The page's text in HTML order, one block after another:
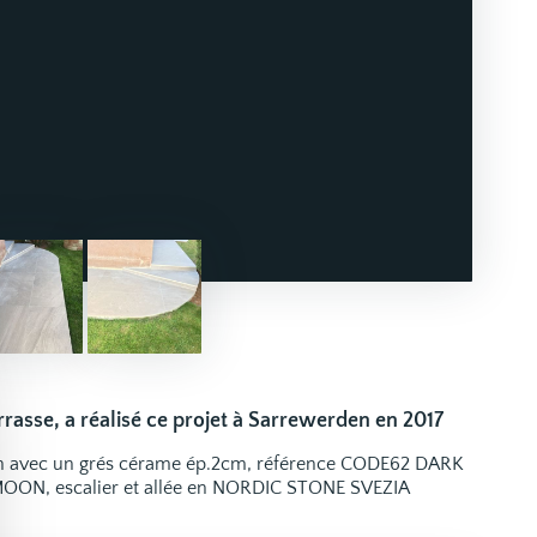
a réalisé ce projet à Sarrewerden en 2017
un grés cérame ép.2cm, référence CODE62 DARK
escalier et allée en NORDIC STONE SVEZIA